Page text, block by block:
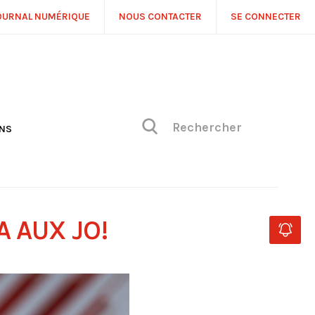
NUMÉRIQUE NOUS CONTACTER SE CONNECTER
AUX JO!